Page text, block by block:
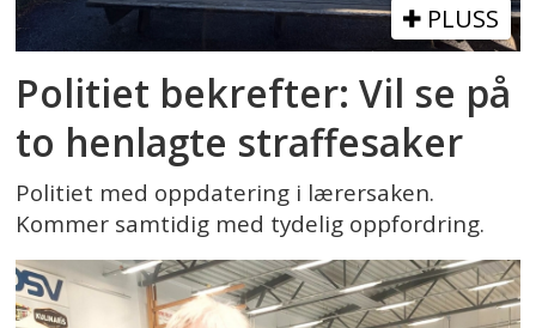
PLUSS
Politiet bekrefter: Vil se på
to henlagte straffesaker
Politiet med oppdatering i lærersaken.
Kommer samtidig med tydelig oppfordring.